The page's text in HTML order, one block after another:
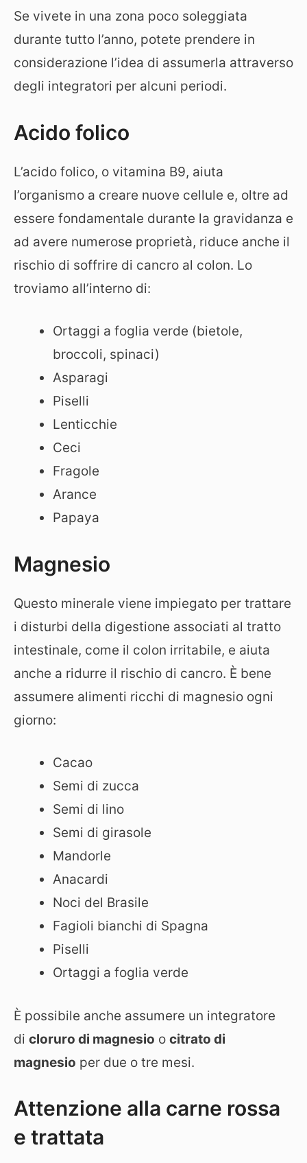
Se vivete in una zona poco soleggiata
durante tutto l’anno, potete prendere in
considerazione l’idea di assumerla attraverso
degli integratori per alcuni periodi.
Acido folico
L’acido folico, o vitamina B9, aiuta
l’organismo a creare nuove cellule e, oltre ad
essere fondamentale durante la gravidanza e
ad avere numerose proprietà, riduce anche il
rischio di soffrire di cancro al colon. Lo
troviamo all’interno di:
Ortaggi a foglia verde (bietole,
broccoli, spinaci)
Asparagi
Piselli
Lenticchie
Ceci
Fragole
Arance
Papaya
Magnesio
Questo minerale viene impiegato per trattare
i disturbi della digestione associati al tratto
intestinale, come il colon irritabile, e aiuta
anche a ridurre il rischio di cancro. È bene
assumere alimenti ricchi di magnesio ogni
giorno:
Cacao
Semi di zucca
Semi di lino
Semi di girasole
Mandorle
Anacardi
Noci del Brasile
Fagioli bianchi di Spagna
Piselli
Ortaggi a foglia verde
È possibile anche assumere un integratore
di cloruro di magnesio o citrato di
magnesio per due o tre mesi.
Attenzione alla carne rossa
e trattata